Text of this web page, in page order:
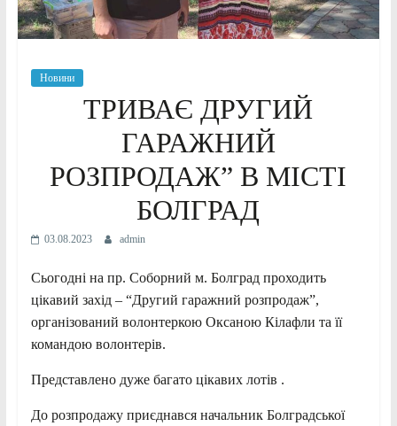
Новини
ТРИВАЄ ДРУГИЙ
ГАРАЖНИЙ
РОЗПРОДАЖ” В МІСТІ
БОЛГРАД
03.08.2023 admin
Сьогодні на пр. Соборний м. Болград проходить
цікавий захід – “Другий гаражний розпродаж”,
організований волонтеркою Оксаною Кілафли та її
командою волонтерів.
Представлено дуже багато цікавих лотів .
До розпродажу приєднався начальник Болградської